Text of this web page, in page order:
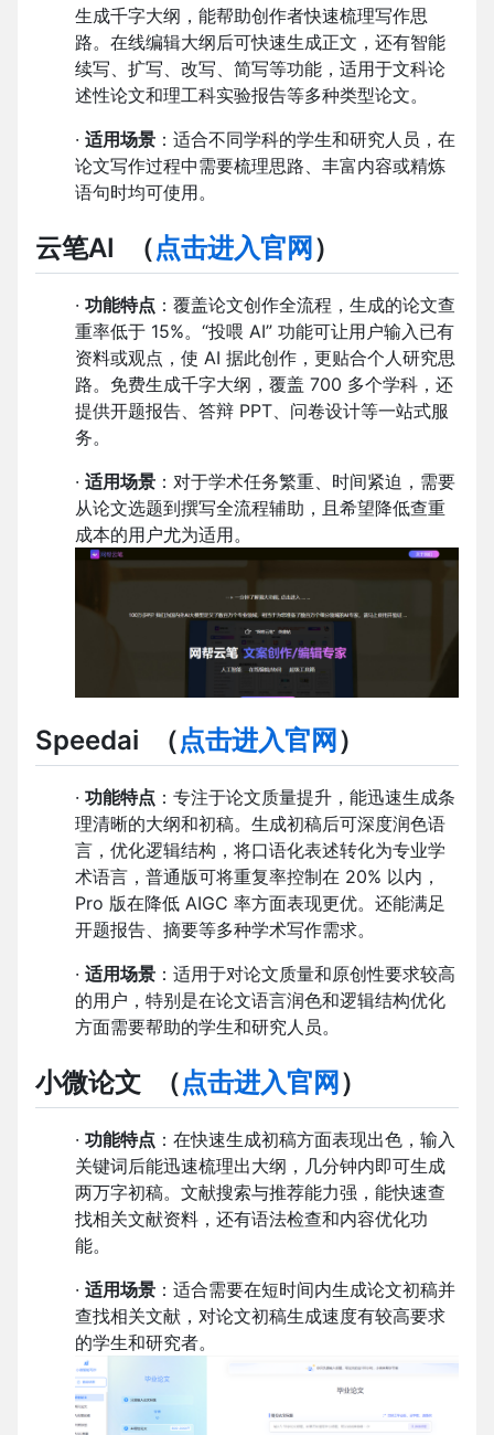
生成千字大纲，能帮助创作者快速梳理写作思
路。在线编辑大纲后可快速生成正文，还有智能
续写、扩写、改写、简写等功能，适用于文科论
述性论文和理工科实验报告等多种类型论文。
· 适用场景 ：适合不同学科的学生和研究人员，在
论文写作过程中需要梳理思路、丰富内容或精炼
语句时均可使用。
云笔AI （点击进入官网 ）
· 功能特点 ：覆盖论文创作全流程，生成的论文查
重率低于 15%。“投喂 AI” 功能可让用户输入已有
资料或观点，使 AI 据此创作，更贴合个人研究思
路。免费生成千字大纲，覆盖 700 多个学科，还
提供开题报告、答辩 PPT、问卷设计等一站式服
务。
· 适用场景 ：对于学术任务繁重、时间紧迫，需要
从论文选题到撰写全流程辅助，且希望降低查重
成本的用户尤为适用。
Speedai （点击进入官网 ）
· 功能特点 ：专注于论文质量提升，能迅速生成条
理清晰的大纲和初稿。生成初稿后可深度润色语
言，优化逻辑结构，将口语化表述转化为专业学
术语言，普通版可将重复率控制在 20% 以内，
Pro 版在降低 AIGC 率方面表现更优。还能满足
开题报告、摘要等多种学术写作需求。
· 适用场景 ：适用于对论文质量和原创性要求较高
的用户，特别是在论文语言润色和逻辑结构优化
方面需要帮助的学生和研究人员。
小微论文 （点击进入官网 ）
· 功能特点 ：在快速生成初稿方面表现出色，输入
关键词后能迅速梳理出大纲，几分钟内即可生成
两万字初稿。文献搜索与推荐能力强，能快速查
找相关文献资料，还有语法检查和内容优化功
能。
· 适用场景 ：适合需要在短时间内生成论文初稿并
查找相关文献，对论文初稿生成速度有较高要求
的学生和研究者。